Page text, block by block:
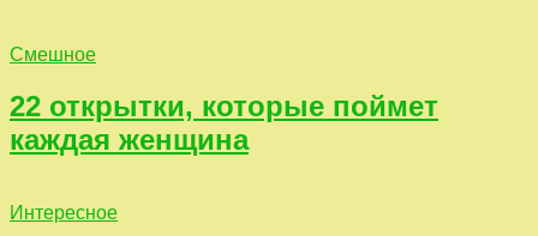
Смешное
22 открытки, которые поймет
каждая женщина
Интересное